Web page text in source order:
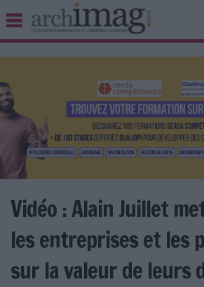
BIBLIOTHÈQUE ÉDITION
UNIVERS DATA
TRAVAIL COLLABORATIF
VIE NUMÉRIQUE
NUMÉRIQUE RESPONSABLE
LES NEWSLETTERS
Vidéo : Alain Juillet
les entreprises et les
sur la valeur de leurs